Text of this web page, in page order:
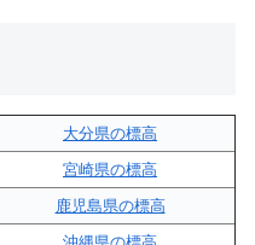
大分県の標高
宮崎県の標高
鹿児島県の標高